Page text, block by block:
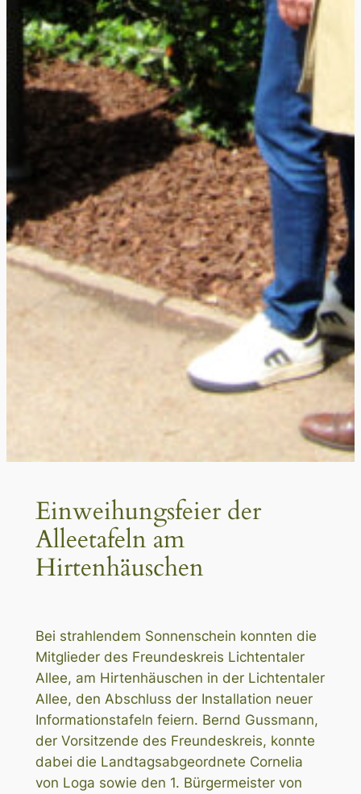
Einweihungsfeier der
Alleetafeln am
Hirtenhäuschen
Bei strahlendem Sonnenschein konnten die
Mitglieder des Freundeskreis Lichtentaler
Allee, am Hirtenhäuschen in der Lichtentaler
Allee, den Abschluss der Installation neuer
Informationstafeln feiern. Bernd Gussmann,
der Vorsitzende des Freundeskreis, konnte
dabei die Landtagsabgeordnete Cornelia
von Loga sowie den 1. Bürgermeister von